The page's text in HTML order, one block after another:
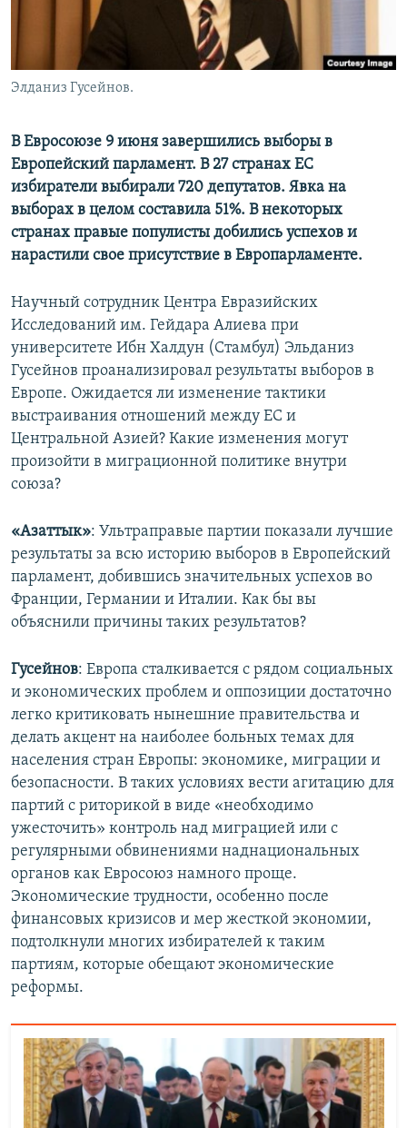
Элданиз Гусейнов.
В Евросоюзе 9 июня завершились выборы в
Европейский парламент. В 27 странах ЕС
избиратели выбирали 720 депутатов. Явка на
выборах в целом составила 51%. В некоторых
странах правые популисты добились успехов и
нарастили свое присутствие в Европарламенте.
Научный сотрудник Центра Евразийских
Исследований им. Гейдара Алиева при
университете Ибн Халдун (Стамбул) Эльданиз
Гусейнов проанализировал результаты выборов в
Европе. Ожидается ли изменение тактики
выстраивания отношений между ЕС и
Центральной Азией? Какие изменения могут
произойти в миграционной политике внутри
союза?
«Азаттык»: Ультраправые партии показали лучшие
результаты за всю историю выборов в Европейский
парламент, добившись значительных успехов во
Франции, Германии и Италии. Как бы вы
объяснили причины таких результатов?
Гусейнов: Европа сталкивается с рядом социальных
и экономических проблем и оппозиции достаточно
легко критиковать нынешние правительства и
делать акцент на наиболее больных темах для
населения стран Европы: экономике, миграции и
безопасности. В таких условиях вести агитацию для
партий с риторикой в виде «необходимо
ужесточить» контроль над миграцией или с
регулярными обвинениями наднациональных
органов как Евросоюз намного проще.
Экономические трудности, особенно после
финансовых кризисов и мер жесткой экономии,
подтолкнули многих избирателей к таким
партиям, которые обещают экономические
реформы.